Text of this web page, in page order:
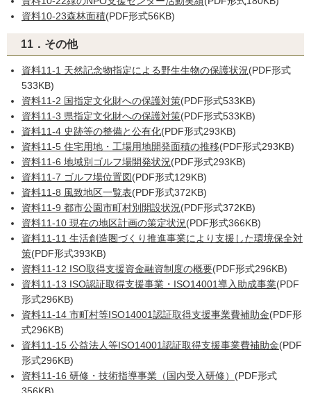
資料10-23森林面積(PDF形式56KB)
11．その他
資料11-1 天然記念物指定による野生生物の保護状況(PDF形式
533KB)
資料11-2 国指定文化財への保護対策(PDF形式533KB)
資料11-3 県指定文化財への保護対策(PDF形式533KB)
資料11-4 史跡等の整備と公有化(PDF形式293KB)
資料11-5 住宅用地・工場用地開発面積の推移(PDF形式293KB)
資料11-6 地域別ゴルフ場開発状況(PDF形式293KB)
資料11-7 ゴルフ場位置図(PDF形式129KB)
資料11-8 風致地区一覧表(PDF形式372KB)
資料11-9 都市公園市町村別開設状況(PDF形式372KB)
資料11-10 現在の地区計画の策定状況(PDF形式366KB)
資料11-11 生活創造圏づくり推進事業により支援した環境保全対
策(PDF形式393KB)
資料11-12 ISO取得支援資金融資制度の概要(PDF形式296KB)
資料11-13 ISO認証取得支援事業・ISO14001導入助成事業(PDF
形式296KB)
資料11-14 市町村等ISO14001認証取得支援事業費補助金(PDF形
式296KB)
資料11-15 公益法人等ISO14001認証取得支援事業費補助金(PDF
形式296KB)
資料11-16 研修・技術指導事業（国内受入研修） (PDF形式